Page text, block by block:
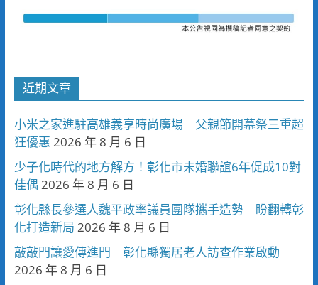
近期文章
小米之家進駐高雄義享時尚廣場 父親節開幕祭三重超
狂優惠 2026 年 8 月 6 日
少子化時代的地方解方！彰化市未婚聯誼6年促成10對
佳偶 2026 年 8 月 6 日
彰化縣長參選人魏平政率議員團隊攜手造勢 盼翻轉彰
化打造新局 2026 年 8 月 6 日
敲敲門讓愛傳進門 彰化縣獨居老人訪查作業啟動
2026 年 8 月 6 日